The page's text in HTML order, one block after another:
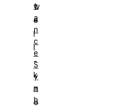
w
e
l
l
-
k
n
o
t
a
n
c
e
S
y
m
b